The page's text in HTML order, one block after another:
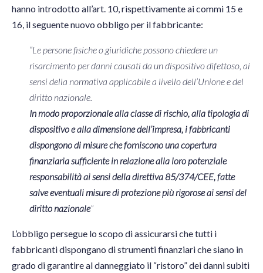
hanno introdotto all’art. 10, rispettivamente ai commi 15 e
16, il seguente nuovo obbligo per il fabbricante:
“Le persone fisiche o giuridiche possono chiedere un
risarcimento per danni causati da un dispositivo difettoso, ai
sensi della normativa applicabile a livello dell’Unione e del
diritto nazionale.
In modo proporzionale alla classe di rischio, alla tipologia di
dispositivo e alla dimensione dell’impresa, i fabbricanti
dispongono di misure che forniscono una copertura
finanziaria sufficiente in relazione alla loro potenziale
responsabilità ai sensi della direttiva 85/374/CEE, fatte
salve eventuali misure di protezione più rigorose ai sensi del
diritto nazionale”
L’obbligo persegue lo scopo di assicurarsi che tutti i
fabbricanti dispongano di strumenti finanziari che siano in
grado di garantire al danneggiato il “ristoro” dei danni subiti